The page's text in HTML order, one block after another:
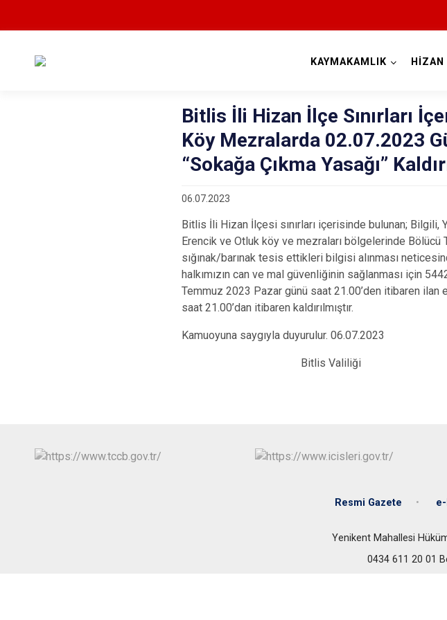
KAYMAKAMLIK HİZAN
Bitlis İli Hizan İlçe Sınırları
Köy Mezralarda 02.07.2023
“Sokağa Çıkma Yasağı”
06.07.2023
Bitlis İli Hizan İlçesi sınırları içerisinde bulunan; Bilgili,
Erencik ve Otluk köy ve mezraları bölgelerinde Bölücü
sığınak/barınak tesis ettikleri bilgisi alınması
halkımızın can ve mal güvenliğinin sağlanması için
Temmuz 2023 Pazar günü saat 21.00’den itibaren ilan
saat 21.00’dan itibaren kaldırılmıştır.
Kamuoyuna saygıyla duyurulur. 06.07.2023
Bitlis Valiliği
Resmi Gazete
Yenikent Mahallesi
0434 611 20 01